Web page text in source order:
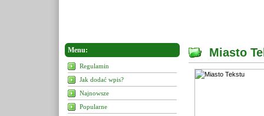
Menu:
Regulamin
Jak dodać wpis?
Najnowsze
Popularne
Miasto